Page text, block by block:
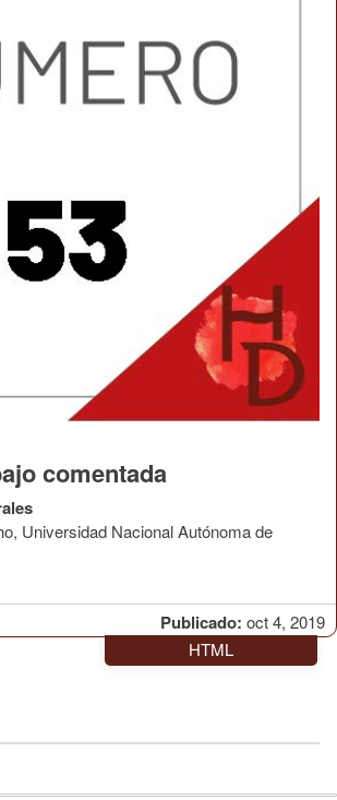
Publicado: oct 4, 2019
comentada
Universidad Nacional Autónoma de
HTML